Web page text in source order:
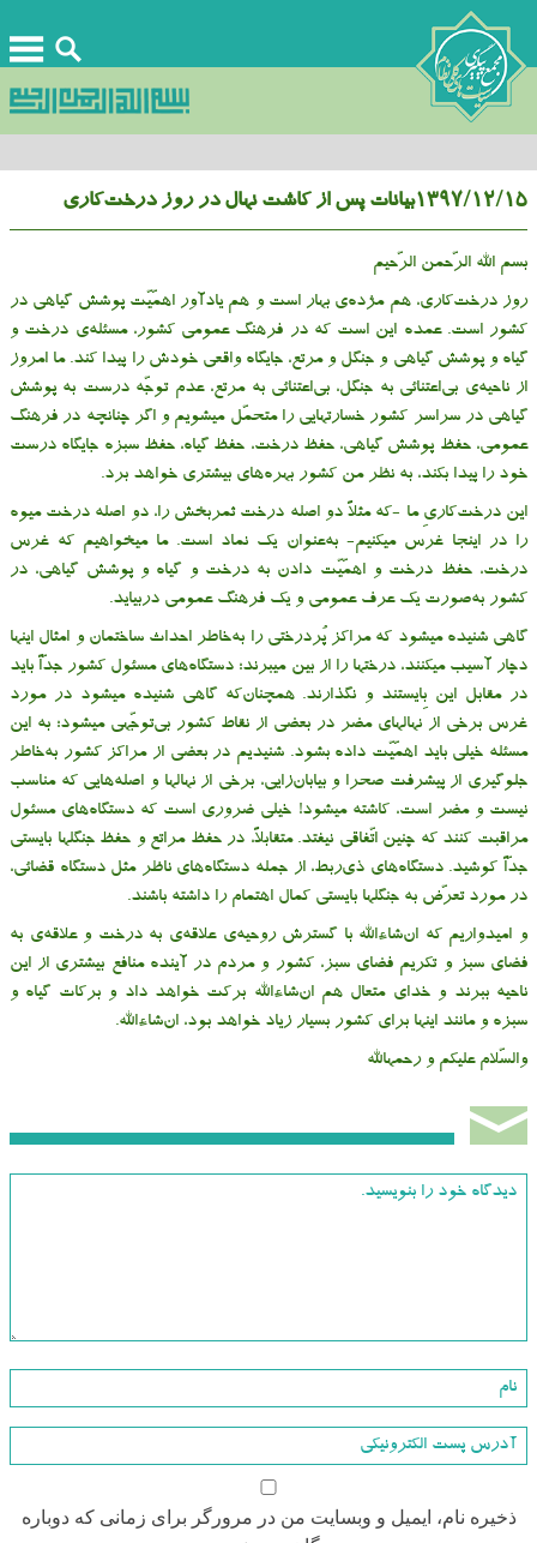
۱۳۹۷/۱۲/۱۵بیانات پس از کاشت نهال در روز درخت‌کاری
بسم الله الرّحمن الرّحیم
روز درخت‌کاری، هم مژده‌ی بهار است و هم یادآور اهمّیّت پوشش گیاهی در
کشور است. عمده این است که در فرهنگ عمومی کشور، مسئله‌ی درخت و
گیاه و پوشش گیاهی و جنگل و مرتع، جایگاه واقعی خودش را پیدا کند. ما امروز
از ناحیه‌ی بی‌اعتنائی به جنگل، بی‌اعتنائی به مرتع، عدم توجّه درست به پوشش
گیاهی در سراسر کشور خسارتهایی را متحمّل میشویم و اگر چنانچه در فرهنگ
عمومی، حفظ پوشش گیاهی، حفظ درخت، حفظ گیاه، حفظ سبزه جایگاه درست
خود را پیدا بکند، به نظر من کشور بهره‌های بیشتری خواهد برد.
این درخت‌کاریِ ما -که مثلاً دو اصله درخت ثمربخش را، دو اصله درخت میوه
را در اینجا غرس میکنیم- به‌عنوان یک نماد است. ما میخواهیم که غرس
درخت، حفظ درخت و اهمّیّت دادن به درخت و گیاه و پوشش گیاهی، در
کشور به‌صورت یک عرف عمومی و یک فرهنگ عمومی دربیاید.
گاهی شنیده میشود که مراکز پُردرختی را به‌خاطر احداث ساختمان و امثال اینها
دچار آسیب میکنند، درختها را از بین میبرند؛ دستگاه‌های مسئول کشور جدّاً باید
در مقابل این بِایستند و نگذارند. همچنان‌که گاهی شنیده میشود در مورد
غرس برخی از نهالهای مضر در بعضی از نقاط کشور بی‌توجّهی میشود؛ به این
مسئله خیلی باید اهمّیّت داده بشود. شنیدیم در بعضی از مراکز کشور به‌خاطر
جلوگیری از پیشرفت صحرا و بیابان‌زایی، برخی از نهالها و اصله‌هایی که مناسب
نیست و مضر است، کاشته میشود! خیلی ضروری است که دستگاه‌های مسئول
مراقبت کنند که چنین اتّفاقی نیفتد. متقابلاً، در حفظ مراتع و حفظ جنگلها بایستی
جدّاً کوشید. دستگاه‌های ذی‌ربط، از جمله دستگاه‌های ناظر مثل دستگاه قضائی،
در مورد تعرّض به جنگلها بایستی کمال اهتمام را داشته باشند.
و امیدواریم که ان‌شاءالله با گسترش روحیه‌ی علاقه‌ی به درخت و علاقه‌ی به
فضای سبز و تکریم فضای سبز، کشور و مردم در آینده منافع بیشتری از این
ناحیه ببرند و خدای متعال هم ان‌شاءالله برکت خواهد داد و برکات گیاه و
سبزه و مانند اینها برای کشور بسیار زیاد خواهد بود، ان‌شاءالله.
والسّلام علیکم و رحمهالله
ذخیره نام، ایمیل و وبسایت من در مرورگر برای زمانی که دوباره